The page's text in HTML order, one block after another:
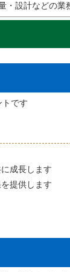
設計などの業
です
成長します
提供します